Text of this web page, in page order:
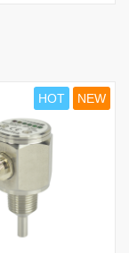
HOT NEW